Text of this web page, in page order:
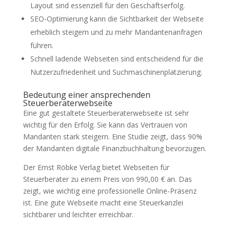
Layout sind essenziell für den Geschäftserfolg.
SEO-Optimierung kann die Sichtbarkeit der Webseite
erheblich steigern und zu mehr Mandantenanfragen
führen.
Schnell ladende Webseiten sind entscheidend für die
Nutzerzufriedenheit und Suchmaschinenplatzierung.
Bedeutung einer ansprechenden
Steuerberaterwebseite
Eine gut gestaltete Steuerberaterwebseite ist sehr
wichtig für den Erfolg. Sie kann das Vertrauen von
Mandanten stark steigern. Eine Studie zeigt, dass 90%
der Mandanten digitale Finanzbuchhaltung bevorzugen.
Der Ernst Röbke Verlag bietet Webseiten für
Steuerberater zu einem Preis von 990,00 € an. Das
zeigt, wie wichtig eine professionelle Online-Präsenz
ist. Eine gute Webseite macht eine Steuerkanzlei
sichtbarer und leichter erreichbar.